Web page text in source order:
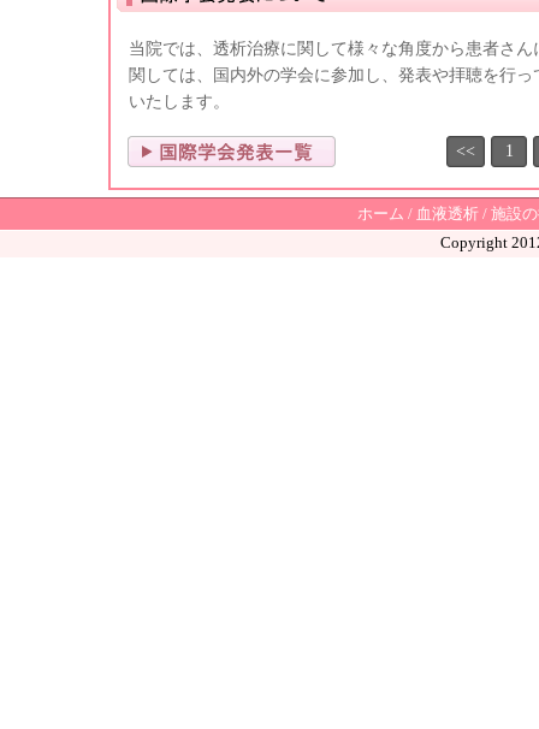
当院では、透析治療に関して様々な角度から患者さ
関しては、国内外の学会に参加し、発表や拝聴を行
いたします。
<< 1
ホーム / 血液透析/ 施設
Copyright